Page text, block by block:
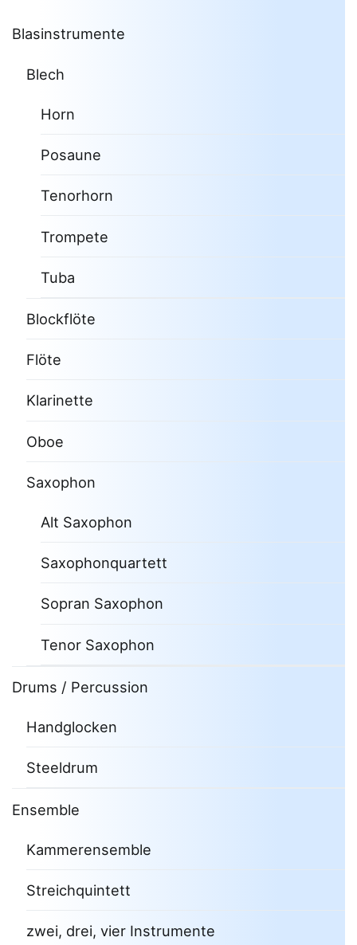
Blasinstrumente
Blech
Horn
Posaune
Tenorhorn
Trompete
Tuba
Blockflöte
Flöte
Klarinette
Oboe
Saxophon
Alt Saxophon
Saxophonquartett
Sopran Saxophon
Tenor Saxophon
Drums / Percussion
Handglocken
Steeldrum
Ensemble
Kammerensemble
Streichquintett
zwei, drei, vier Instrumente